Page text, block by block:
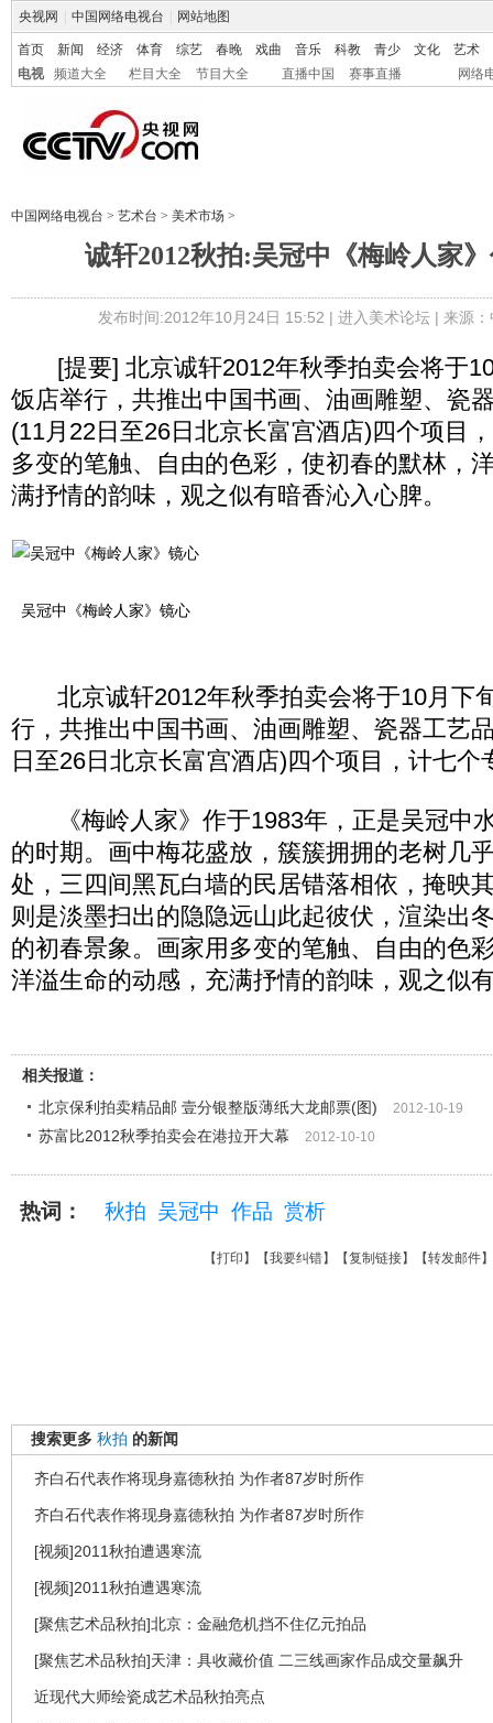
央视网 中国网络电视台 网站地图
首页 新闻 经济 体育 综艺 春晚 戏曲 音乐 科教 青少 文化
艺术
电视
频道大全 栏目大全 节目大全 直播中国 赛事直播 网络
中国网络电视台 > 艺术台 > 美术市场 >
诚轩2012秋拍:吴冠中《梅岭人家
发布时间:2012年10月24日 15:52 | 进入美术论坛| 来源
[提要] 北京诚轩2012年秋季拍卖会将于
饭店举行，共推出中国书画、油画雕塑、瓷
(11月22日至26日北京长富宫酒店)四个项目
多变的笔触、自由的色彩，使初春的默林，
满抒情的韵味，观之似有暗香沁入心脾。
吴冠中《梅岭人家》镜心
北京诚轩2012年秋季拍卖会将于10月下
行，共推出中国书画、油画雕塑、瓷器工艺
日至26日北京长富宫酒店)四个项目，计七个
《梅岭人家》作于1983年，正是吴冠中
的时期。画中梅花盛放，簇簇拥拥的老树几
处，三四间黑瓦白墙的民居错落相依，掩映
则是淡墨扫出的隐隐远山此起彼伏，渲染出
的初春景象。画家用多变的笔触、自由的色
洋溢生命的动感，充满抒情的韵味，观之似
相关报道：
北京保利拍卖精品邮 壹分银整版薄纸大龙邮票(图)
2012-10-19
苏富比2012秋季拍卖会在港拉开大幕 2012-10-10
热词： 秋拍 吴冠中 作品 赏析
【打印 】【我要纠错】【复制链接】【转发邮件
搜索更多 秋拍 的新闻
齐白石代表作将现身嘉德秋拍 为作者87岁时所作
齐白石代表作将现身嘉德秋拍 为作者87岁时所作
[视频]2011秋拍遭遇寒流
[视频]2011秋拍遭遇寒流
[聚焦艺术品秋拍]北京：金融危机挡不住亿元拍品
[聚焦艺术品秋拍]天津：具收藏价值 二三线画家作品成交量飙升
近现代大师绘瓷成艺术品秋拍亮点